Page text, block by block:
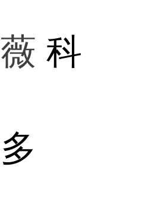
科